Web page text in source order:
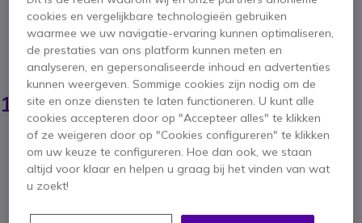
SKU THUNCW803W11 // Referentie fabrikant: C1823P07A05A4S02AU
Robuuste 8'' tablet met krachtige processor,
ontworpen om elke omgeving te weerstaan
BESPAAR 50,00 €
1.249,95 €
1.199,95 € ex. BTW - 1.451,94 € incl. BTW
Aantal
IN WINKELWAGEN
cookies en vergelijkbare technologieën gebruiken
waarmee we uw navigatie-ervaring kunnen optimaliseren,
de prestaties van ons platform kunnen meten en
analyseren, en gepersonaliseerde inhoud en advertenties
kunnen weergeven. Sommige cookies zijn nodig om de
site en onze diensten te laten functioneren. U kunt alle
cookies accepteren door op "Accepteer alles" te klikken
of ze weigeren door op "Cookies configureren" te klikken
om uw keuze te configureren. Hoe dan ook, we staan
altijd voor klaar en helpen u graag bij het vinden van wat
u zoekt!